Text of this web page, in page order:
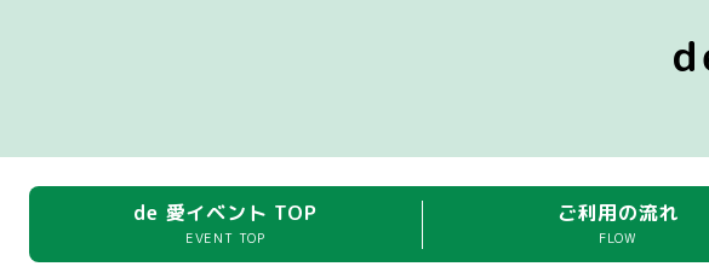
de 愛イベント TOP
EVENT TOP
ご利用の流れ
FLOW